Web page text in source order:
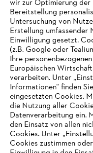
Häufig gestellte
Support
Datenschutz
IHR
wir zur Optimierung
Bereitstellung
Untersuchung von
Erstellung
Einwilligung gesetzt.
(z.B. Google oder
Ihre
Europäischen
verarbeiten. Unter
Informationen“ finden
eingesetzten Cookies.
die Nutzung aller
Datenverarbeitung ein.
den Einsatz von allen
Cookies. Unter
Cookies zustimmen